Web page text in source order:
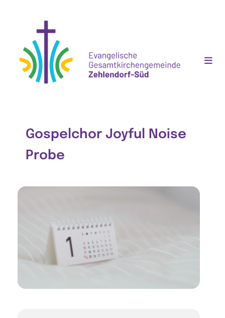
Gospelchor Joyful Noise
Probe